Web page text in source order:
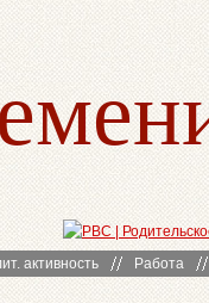
активность Работа